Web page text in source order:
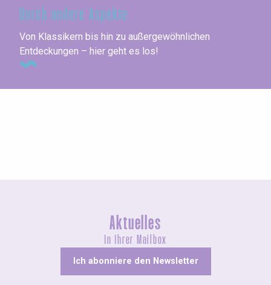
Durch andere Aspekte
Von Klassikern bis hin zu außergewöhnlichen
Entdeckungen – hier geht es los!
Aktuelles
In Ihrer Mailbox
Ich abonniere den Newsletter